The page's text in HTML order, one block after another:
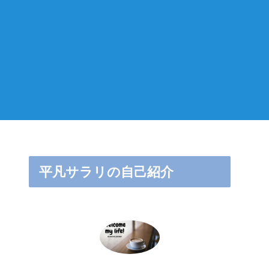
平凡サラリの自己紹介